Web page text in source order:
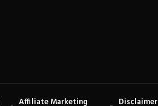
Affiliate Marketing Disclaimer